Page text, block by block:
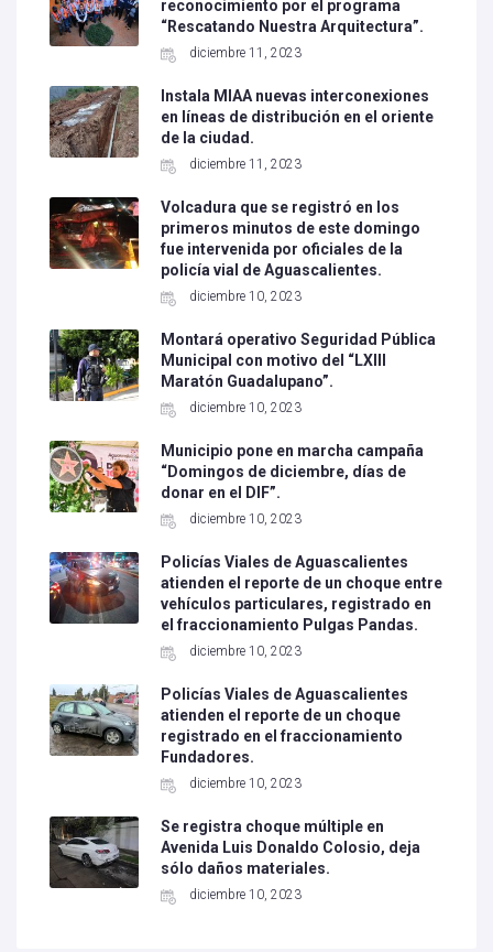
reconocimiento por el programa
“Rescatando Nuestra Arquitectura”.
diciembre 11, 2023
Instala MIAA nuevas interconexiones
en líneas de distribución en el oriente
de la ciudad.
diciembre 11, 2023
Volcadura que se registró en los
primeros minutos de este domingo
fue intervenida por oficiales de la
policía vial de Aguascalientes.
diciembre 10, 2023
Montará operativo Seguridad Pública
Municipal con motivo del “LXIII
Maratón Guadalupano”.
diciembre 10, 2023
Municipio pone en marcha campaña
“Domingos de diciembre, días de
donar en el DIF”.
diciembre 10, 2023
Policías Viales de Aguascalientes
atienden el reporte de un choque entre
vehículos particulares, registrado en
el fraccionamiento Pulgas Pandas.
diciembre 10, 2023
Policías Viales de Aguascalientes
atienden el reporte de un choque
registrado en el fraccionamiento
Fundadores.
diciembre 10, 2023
Se registra choque múltiple en
Avenida Luis Donaldo Colosio, deja
sólo daños materiales.
diciembre 10, 2023